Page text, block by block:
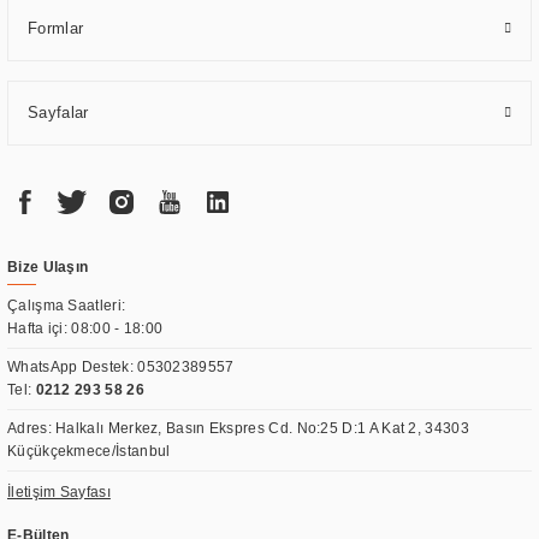
Formlar
Sayfalar
Bize Ulaşın
Çalışma Saatleri:
Hafta içi: 08:00 - 18:00
WhatsApp Destek:05302389557
Tel: 0212 293 58 26
Adres: Halkalı Merkez, Basın Ekspres Cd. No:25 D:1 A Kat 2, 34303
Küçükçekmece/İstanbul
İletişim Sayfası
E-Bülten